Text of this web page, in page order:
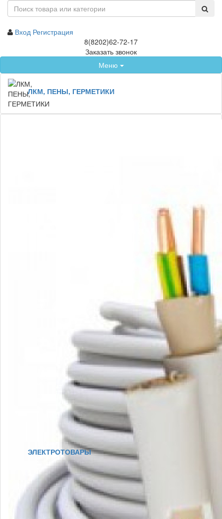
Вход Регистрация
8(8202)62-72-17
Заказать звонок
Меню
ЛКМ, ПЕНЫ, ГЕРМЕТИКИ
ЭЛЕКТРОТОВАРЫ